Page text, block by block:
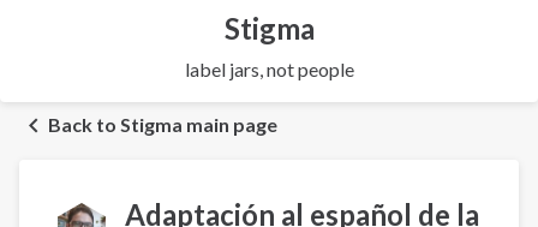
Stigma
label jars, not people
Back to Stigma main page
Adaptación al español de la